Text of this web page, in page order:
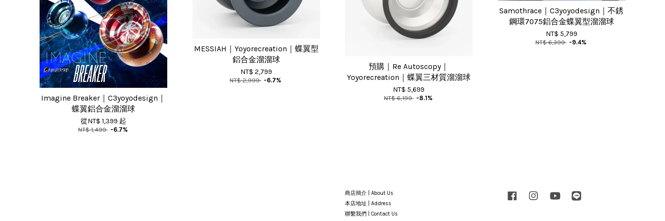
Imagine Breaker｜C3yoyodesign｜
蝶翼鋁合金溜溜球
從NT$ 1,399 起
NT$ 1,499 -6.7%
MESSIAH｜Yoyorecreation｜蝶翼型
鋁合金溜溜球
NT$ 2,799
NT$ 2,999 -6.7%
預購｜Re Autoscopy｜
Yoyorecreation｜蝶翼三材質溜溜球
NT$ 5,699
NT$ 6,199 -8.1%
Samothrace｜C3yoyodesign｜不銹
鋼環7075鋁合金蝶翼型溜溜球
NT$ 5,799
NT$ 6,399 -9.4%
商店簡介 | About Us
本店地址 | Address
聯繫我們 | Contact Us
Facebook InstagramYouTube